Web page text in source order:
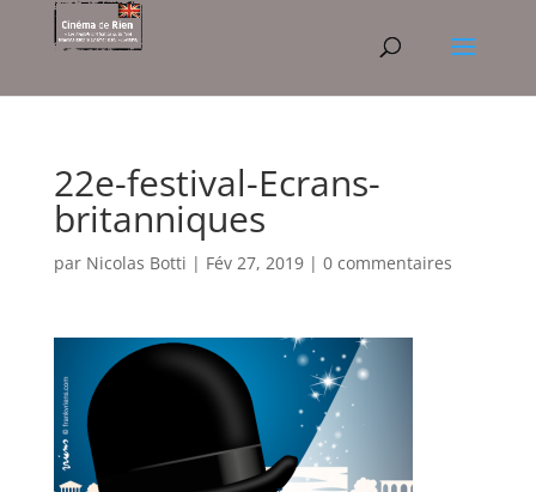
22e-festival-Ecrans-
britanniques
par Nicolas Botti | Fév 27, 2019| 0 commentaires